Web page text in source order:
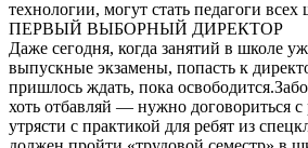
технологии, могут стать педагоги
ПЕРВЫЙ ВЫБОРНЫЙ ДИРЕКТОР
Даже сегодня, когда занятий в школе
выпускные экзамены, попасть к
пришлось ждать, пока
хоть отбавляй — нужно договориться
утрясти с практикой для ребят из